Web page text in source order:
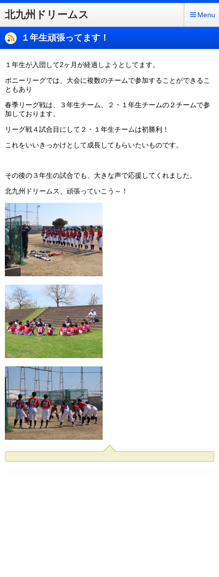
北九州ドリームス Menu
１年生頑張ってます！
１年生が入団して2ヶ月が経過しようとしてます。
ポニーリーグでは、大会に複数のチームで参加することができるこ
ともあり
春季リーグ戦は、３年生チーム、２・１年生チームの２チームで参
加しております。
リーグ戦４試合目にして２・１年生チームは初勝利！
これをいいきっかけとして成長してもらいたいものです。
その後の３年生の試合でも、大きな声で応援してくれました。
北九州ドリームス、頑張っていこう～！